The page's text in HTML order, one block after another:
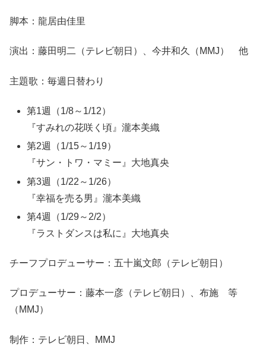
脚本：龍居由佳里
演出：藤田明二（テレビ朝日）、今井和久（MMJ） 他
主題歌：毎週日替わり
第1週（1/8～1/12）
『すみれの花咲く頃』瀧本美織
第2週（1/15～1/19）
『サン・トワ・マミー』大地真央
第3週（1/22～1/26）
『幸福を売る男』瀧本美織
第4週（1/29～2/2）
『ラストダンスは私に』大地真央
チーフプロデューサー：五十嵐文郎（テレビ朝日）
プロデューサー：藤本一彦（テレビ朝日）、布施 等
（MMJ）
制作：テレビ朝日、MMJ